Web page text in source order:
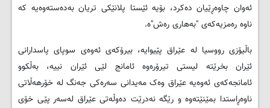
ئه‌وان چاوه‌ڕێیان ده‌كرد، بۆیه‌ ئێستا پلانێكى تریان به‌ده‌سته‌وه‌یه‌ كه‌
ناوه‌ ره‌مزیه‌كه‌ى "به‌هارى ره‌ش"ه‌.
باڵیۆزى رووسیا له‌ عێراق پێیوایه‌، بیرۆكه‌ى ئه‌وه‌ى سوپاى پاسدارانى
ئێران بخرێته‌ لیستى تیرۆره‌وه‌ ئامانج لێى ئێران نییه‌، به‌ڵكوو
ئامانجه‌كه‌ى ئه‌وه‌یه‌ عێراق وه‌ک مه‌یدانى سه‌ره‌كى جه‌نگ له‌ خۆرهه‌ڵاتى
ناوه‌ڕاستدا بمێنێته‌وه‌ و رێگه‌ نه‌درێت ده‌وڵه‌تى عێراق له‌سه‌ر پێى خۆى